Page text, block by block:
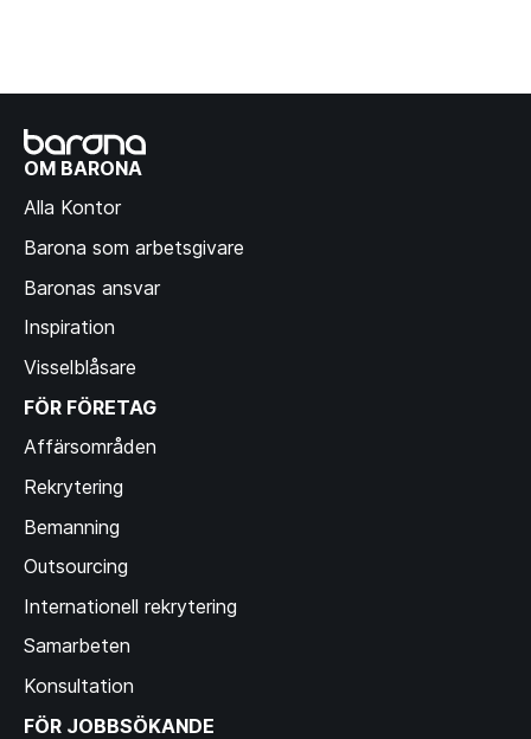
OM BARONA
Alla Kontor
Barona som arbetsgivare
Baronas ansvar
Inspiration
Visselblåsare
FÖR FÖRETAG
Affärsområden
Rekrytering
Bemanning
Outsourcing
Internationell rekrytering
Samarbeten
Konsultation
FÖR JOBBSÖKANDE